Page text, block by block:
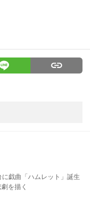
戯曲「ハムレット」誕生
を描く